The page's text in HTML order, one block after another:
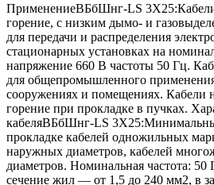
ПрименениеВБбШнг-LS
горение, с низким дымо- и
для передачи и распределения
стационарных установках на
напряжение 660 В частоты 50 Гц.
для общепромышленного
сооружениях и помещениях. Кабели
горение при прокладке в пучках.
кабеляВБбШнг-LS
прокладке кабелей одножильных
наружных диаметров, кабелей
диаметров. Номинальная частота:
сечение жил — от 1,5 до 240 мм2, в